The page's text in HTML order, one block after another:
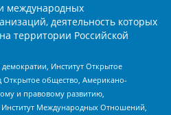
международных
деятельность которых
территории Российской
Институт Открытое
общество, Американо-
и правовому развитию,
Международных Отношений,